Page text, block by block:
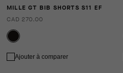
MILLE GT BIB SHORTS S11 EF
CAD 270.00
Ajouter à comparer